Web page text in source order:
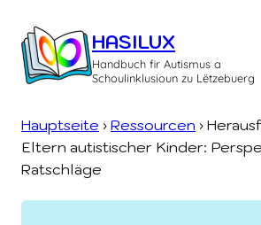
Inhalt
springen
HASILUX
Handbuch fir Autismus a
Schoulinklusioun zu Lëtzebuerg
Hauptseite ›Ressourcen ›
Eltern autistischer Kinder:
Ratschläge